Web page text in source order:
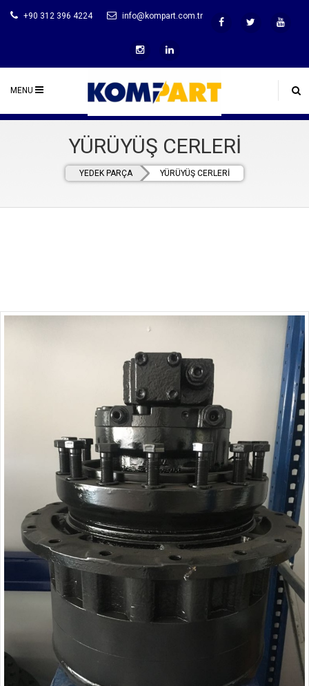
+90 312 396 4224 info@kompart.com.tr
MENU
YÜRÜYÜŞ CERLERİ
YEDEK PARÇA YÜRÜYÜŞ CERLERİ